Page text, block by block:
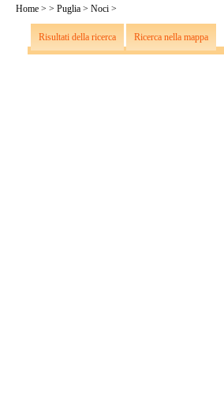
Home > > Puglia > Noci >
Risultati della ricerca Ricerca nella mappa